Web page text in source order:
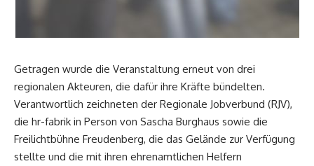
Getragen wurde die Veranstaltung erneut von drei
regionalen Akteuren, die dafür ihre Kräfte bündelten.
Verantwortlich zeichneten der Regionale Jobverbund (RJV),
die hr-fabrik in Person von Sascha Burghaus sowie die
Freilichtbühne Freudenberg, die das Gelände zur Verfügung
stellte und die mit ihren ehrenamtlichen Helfern